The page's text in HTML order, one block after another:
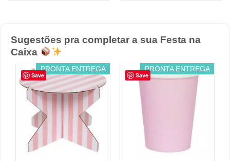
Sugestões pra completar a sua Festa na
Caixa
Save
PRONTA ENTREGA
Save
PRONTA ENTREGA